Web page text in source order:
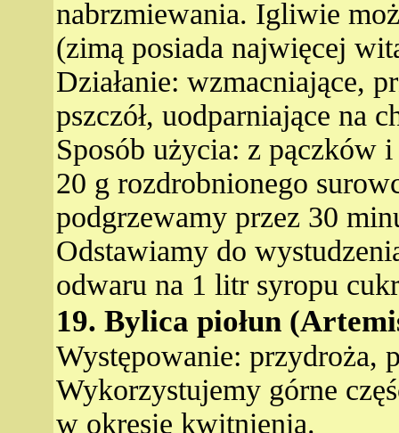
nabrzmiewania. Igliwie
(zimą posiada najwięcej
Działanie: wzmacniające,
pszczół, uodparniające na
Sposób użycia: z pączków
20 g rozdrobnionego
podgrzewamy przez 30
Odstawiamy do
odwaru na 1 litr syropu
19. Bylica piołun
Występowanie: przydroża,
Wykorzystujemy górne
w okresie kwitnienia.